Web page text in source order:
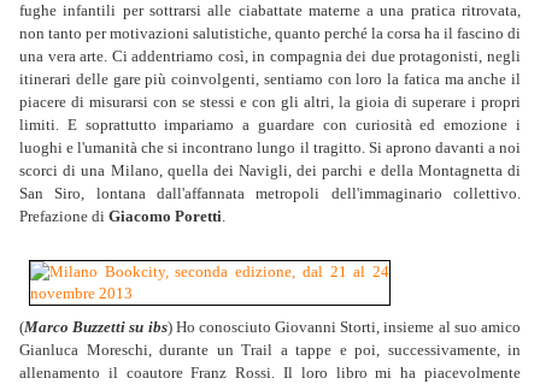
fughe infantili per sottrarsi alle ciabattate materne a una pratica ritrovata,
non tanto per motivazioni salutistiche, quanto perché la corsa ha il fascino di
una vera arte. Ci addentriamo così, in compagnia dei due protagonisti, negli
itinerari delle gare più coinvolgenti, sentiamo con loro la fatica ma anche il
piacere di misurarsi con se stessi e con gli altri, la gioia di superare i propri
limiti. E soprattutto impariamo a guardare con curiosità ed emozione i
luoghi e l'umanità che si incontrano lungo il tragitto. Si aprono davanti a noi
scorci di una Milano, quella dei Navigli, dei parchi e della Montagnetta di
San Siro, lontana dall'affannata metropoli dell'immaginario collettivo.
Prefazione di Giacomo Poretti.
(Marco Buzzetti su ibs) Ho conosciuto Giovanni Storti, insieme al suo amico
Gianluca Moreschi, durante un Trail a tappe e poi, successivamente, in
allenamento il coautore Franz Rossi. Il loro libro mi ha piacevolmente